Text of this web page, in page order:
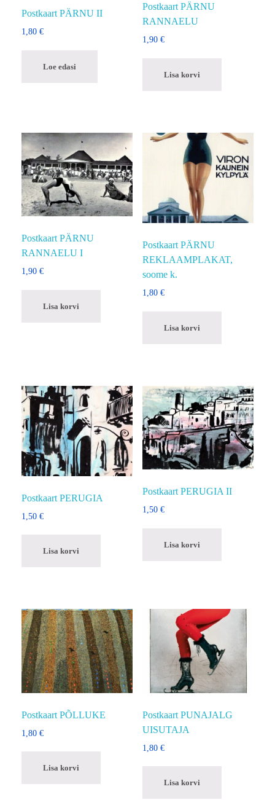
Postkaart PÄRNU II
1,80 €
Loe edasi
Postkaart PÄRNU
RANNAELU
1,90 €
Lisa korvi
Postkaart PÄRNU
RANNAELU I
1,90 €
Lisa korvi
Postkaart PÄRNU
REKLAAMPLAKAT,
soome k.
1,80 €
Lisa korvi
Postkaart PERUGIA
1,50 €
Lisa korvi
Postkaart PERUGIA II
1,50 €
Lisa korvi
Postkaart PÕLLUKE
1,80 €
Lisa korvi
Postkaart PUNAJALG
UISUTAJA
1,80 €
Lisa korvi